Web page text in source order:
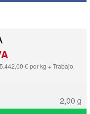
€ por kg + Trabajo
2,00 g